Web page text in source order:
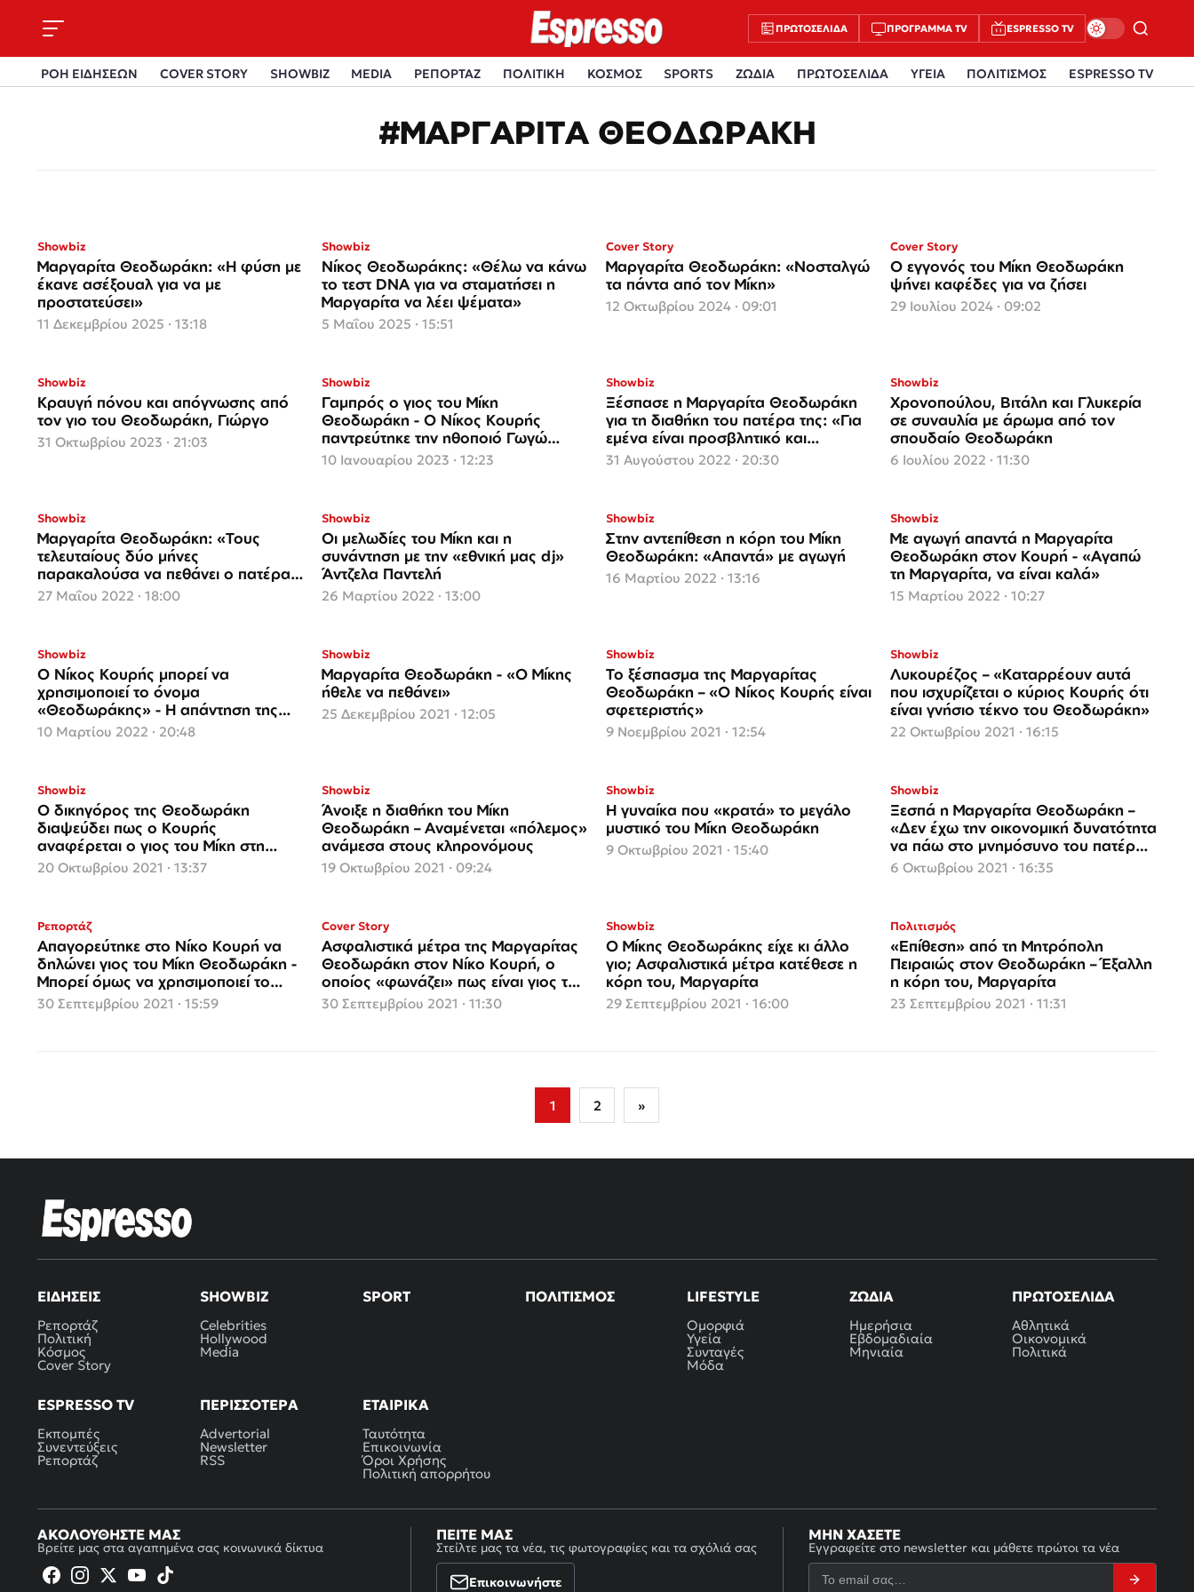
ΠΡΩΤΟΣΈΛΙΔΑ ΠΡΌΓΡΑΜΜΑ TV ESPRESSO TV
ΡΟΗ ΕΙΔΗΣΕΩΝ COVER STORY SHOWBIZ MEDIA ΡΕΠΟΡΤΑΖ ΠΟΛΙΤΙΚΗ ΚΟΣΜΟΣ SPORTS ΖΩΔΙΑ ΠΡΩΤΟΣΕΛΙΔΑ ΥΓΕΙΑ ΠΟΛΙΤΙΣΜΟΣ ESPRESSO TV
#ΜΑΡΓΑΡΙΤΑ ΘΕΟΔΩΡΑΚΗ
Showbiz
Μαργαρίτα Θεοδωράκη: «Η φύση με
έκανε ασέξουαλ για να με
προστατεύσει»
11 Δεκεμβρίου 2025 · 13:18
Showbiz
Νίκος Θεοδωράκης: «Θέλω να κάνω
το τεστ DNA για να σταματήσει η
Μαργαρίτα να λέει ψέματα»
5 Μαΐου 2025 · 15:51
Cover Story
Μαργαρίτα Θεοδωράκη: «Νοσταλγώ
τα πάντα από τον Μίκη»
12 Οκτωβρίου 2024 · 09:01
Cover Story
O εγγονός του Μίκη Θεοδωράκη
ψήνει καφέδες για να ζήσει
29 Ιουλίου 2024 · 09:02
Showbiz
Κραυγή πόνου και απόγνωσης από
τον γιο του Θεοδωράκη, Γιώργο
31 Οκτωβρίου 2023 · 21:03
Showbiz
Γαμπρός ο γιος του Μίκη
Θεοδωράκη - Ο Νίκος Κουρής
παντρεύτηκε την ηθοποιό Γωγώ
Φάκου
10 Ιανουαρίου 2023 · 12:23
Showbiz
Ξέσπασε η Μαργαρίτα Θεοδωράκη
για τη διαθήκη του πατέρα της: «Για
εμένα είναι προσβλητικό και
υποτιμητικό»
31 Αυγούστου 2022 · 20:30
Showbiz
Χρονοπούλου, Βιτάλη και Γλυκερία
σε συναυλία με άρωμα από τον
σπουδαίο Θεοδωράκη
6 Ιουλίου 2022 · 11:30
Showbiz
Μαργαρίτα Θεοδωράκη: «Τους
τελευταίους δύο μήνες
παρακαλούσα να πεθάνει ο πατέρας
μου»
27 Μαΐου 2022 · 18:00
Showbiz
Οι μελωδίες του Μίκη και η
συνάντηση με την «εθνική μας dj»
Άντζελα Παντελή
26 Μαρτίου 2022 · 13:00
Showbiz
Στην αντεπίθεση η κόρη του Μίκη
Θεοδωράκη: «Απαντά» με αγωγή
16 Μαρτίου 2022 · 13:16
Showbiz
Με αγωγή απαντά η Μαργαρίτα
Θεοδωράκη στον Κουρή - «Αγαπώ
τη Μαργαρίτα, να είναι καλά»
15 Μαρτίου 2022 · 10:27
Showbiz
Ο Νίκος Κουρής μπορεί να
χρησιμοποιεί το όνομα
«Θεοδωράκης» - Η απάντηση της
κόρης του Μίκη
10 Μαρτίου 2022 · 20:48
Showbiz
Μαργαρίτα Θεοδωράκη - «Ο Mίκης
ήθελε να πεθάνει»
25 Δεκεμβρίου 2021 · 12:05
Showbiz
Το ξέσπασμα της Μαργαρίτας
Θεοδωράκη – «Ο Νίκος Κουρής είναι
σφετεριστής»
9 Νοεμβρίου 2021 · 12:54
Showbiz
Λυκουρέζος – «Καταρρέουν αυτά
που ισχυρίζεται ο κύριος Κουρής ότι
είναι γνήσιο τέκνο του Θεοδωράκη»
22 Οκτωβρίου 2021 · 16:15
Showbiz
Ο δικηγόρος της Θεοδωράκη
διαψεύδει πως ο Κουρής
αναφέρεται ο γιος του Μίκη στη
διαθήκη
20 Οκτωβρίου 2021 · 13:37
Showbiz
Άνοιξε η διαθήκη του Μίκη
Θεοδωράκη – Αναμένεται «πόλεμος»
ανάμεσα στους κληρονόμους
19 Οκτωβρίου 2021 · 09:24
Showbiz
Η γυναίκα που «κρατά» το μεγάλο
μυστικό του Μίκη Θεοδωράκη
9 Οκτωβρίου 2021 · 15:40
Showbiz
Ξεσπά η Μαργαρίτα Θεοδωράκη –
«Δεν έχω την οικονομική δυνατότητα
να πάω στο μνημόσυνο του πατέρα
μου»
6 Οκτωβρίου 2021 · 16:35
Ρεπορτάζ
Απαγορεύτηκε στο Νίκο Κουρή να
δηλώνει γιος του Μίκη Θεοδωράκη -
Μπορεί όμως να χρησιμοποιεί το
επίθετό του
30 Σεπτεμβρίου 2021 · 15:59
Cover Story
Ασφαλιστικά μέτρα της Μαργαρίτας
Θεοδωράκη στον Νίκο Κουρή, ο
οποίος «φωνάζει» πως είναι γιος του
Μίκη
30 Σεπτεμβρίου 2021 · 11:30
Showbiz
Ο Μίκης Θεοδωράκης είχε κι άλλο
γιο; Ασφαλιστικά μέτρα κατέθεσε η
κόρη του, Μαργαρίτα
29 Σεπτεμβρίου 2021 · 16:00
Πολιτισμός
«Επίθεση» από τη Μητρόπολη
Πειραιώς στον Θεοδωράκη – Έξαλλη
η κόρη του, Μαργαρίτα
23 Σεπτεμβρίου 2021 · 11:31
1 2 »
ΕΙΔΉΣΕΙΣ
Ρεπορτάζ
Πολιτική
Κόσμος
Cover Story
SHOWBIZ
Celebrities
Hollywood
Media
SPORT ΠΟΛΙΤΙΣΜΌΣ LIFESTYLE
Ομορφιά
Υγεία
Συνταγές
Μόδα
ΖΏΔΙΑ
Ημερήσια
Εβδομαδιαία
Μηνιαία
ΠΡΩΤΟΣΈΛΙΔΑ
Αθλητικά
Οικονομικά
Πολιτικά
ESPRESSO TV
Εκπομπές
Συνεντεύξεις
Ρεπορτάζ
ΠΕΡΙΣΣΌΤΕΡΑ
Advertorial
Newsletter
RSS
ΕΤΑΙΡΙΚΆ
Ταυτότητα
Επικοινωνία
Όροι Χρήσης
Πολιτική απορρήτου
ΑΚΟΛΟΥΘΉΣΤΕ ΜΑΣ
Βρείτε μας στα αγαπημένα σας κοινωνικά δίκτυα
ΠΕΊΤΕ ΜΑΣ
Στείλτε μας τα νέα, τις φωτογραφίες και τα σχόλιά σας
Επικοινωνήστε
ΜΗΝ ΧΆΣΕΤΕ
Εγγραφείτε στο newsletter και μάθετε πρώτοι τα νέα